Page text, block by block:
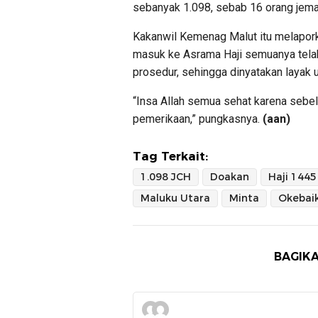
sebanyak 1.098, sebab 16 orang
Kakanwil Kemenag Malut itu
masuk ke Asrama Haji semuanya
prosedur, sehingga dinyatakan layak
“Insa Allah semua sehat karena
pemerikaan,” pungkasnya. (aan)
Tag Terkait:
1.098 JCH Doakan
Haji
Maluku Utara
Minta